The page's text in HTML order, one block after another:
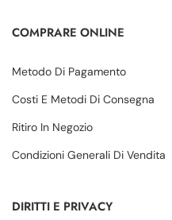
COMPRARE ONLINE
Metodo Di Pagamento
Costi E Metodi Di Consegna
Ritiro In Negozio
Condizioni Generali Di Vendita
DIRITTI E PRIVACY